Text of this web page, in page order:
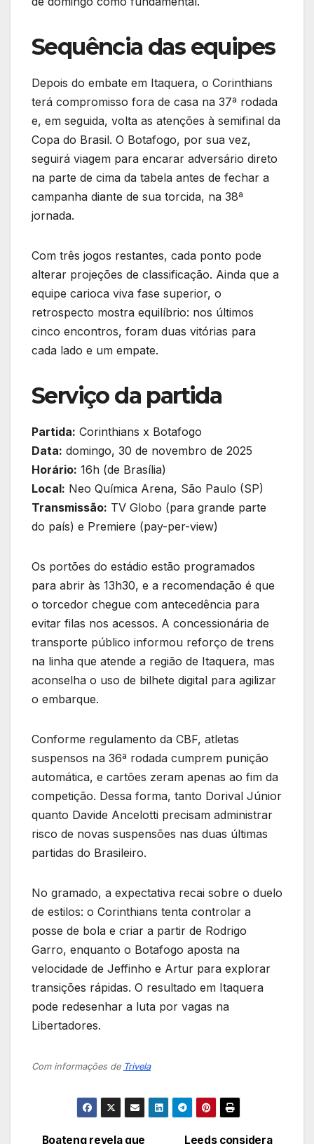
Sequência das equipes
Depois do embate em Itaquera, o Corinthians
terá compromisso fora de casa na 37ª rodada
e, em seguida, volta as atenções à semifinal da
Copa do Brasil. O Botafogo, por sua vez,
seguirá viagem para encarar adversário direto
na parte de cima da tabela antes de fechar a
campanha diante de sua torcida, na 38ª
jornada.
Com três jogos restantes, cada ponto pode
alterar projeções de classificação. Ainda que a
equipe carioca viva fase superior, o
retrospecto mostra equilíbrio: nos últimos
cinco encontros, foram duas vitórias para
cada lado e um empate.
Serviço da partida
Partida: Corinthians x Botafogo
Data: domingo, 30 de novembro de 2025
Horário: 16h (de Brasília)
Local: Neo Química Arena, São Paulo (SP)
Transmissão: TV Globo (para grande parte
do país) e Premiere (pay-per-view)
Os portões do estádio estão programados
para abrir às 13h30, e a recomendação é que
o torcedor chegue com antecedência para
evitar filas nos acessos. A concessionária de
transporte público informou reforço de trens
na linha que atende a região de Itaquera, mas
aconselha o uso de bilhete digital para agilizar
o embarque.
Conforme regulamento da CBF, atletas
suspensos na 36ª rodada cumprem punição
automática, e cartões zeram apenas ao fim da
competição. Dessa forma, tanto Dorival Júnior
quanto Davide Ancelotti precisam administrar
risco de novas suspensões nas duas últimas
partidas do Brasileiro.
No gramado, a expectativa recai sobre o duelo
de estilos: o Corinthians tenta controlar a
posse de bola e criar a partir de Rodrigo
Garro, enquanto o Botafogo aposta na
velocidade de Jeffinho e Artur para explorar
transições rápidas. O resultado em Itaquera
pode redesenhar a luta por vagas na
Libertadores.
Com informações de Trivela
Leeds considera
Boateng revela que